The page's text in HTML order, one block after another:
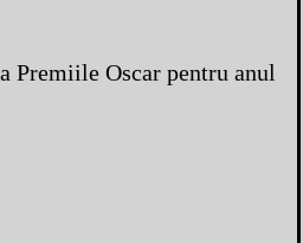
Premiile Oscar pentru anul